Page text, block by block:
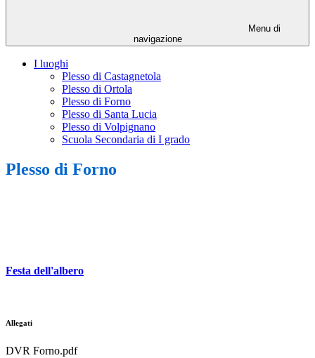
Menu di
navigazione
I luoghi
Plesso di Castagnetola
Plesso di Ortola
Plesso di Forno
Plesso di Santa Lucia
Plesso di Volpignano
Scuola Secondaria di I grado
Plesso di Forno
Festa dell'albero
Allegati
DVR Forno.pdf